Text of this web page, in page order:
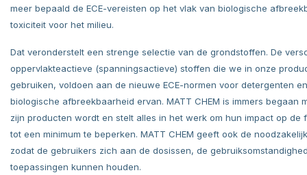
meer bepaald de ECE-vereisten op het vlak van biologische
toxiciteit voor het milieu.
Dat veronderstelt een strenge selectie van de grondstoffen. De
oppervlakteactieve (spanningsactieve) stoffen die we in onze
gebruiken, voldoen aan de nieuwe ECE-normen voor detergenten
biologische afbreekbaarheid ervan. MATT CHEM is immers begaan
zijn producten wordt en stelt alles in het werk om hun impact op de
tot een minimum te beperken. MATT CHEM geeft ook de
zodat de gebruikers zich aan de dosissen, de
toepassingen kunnen houden.